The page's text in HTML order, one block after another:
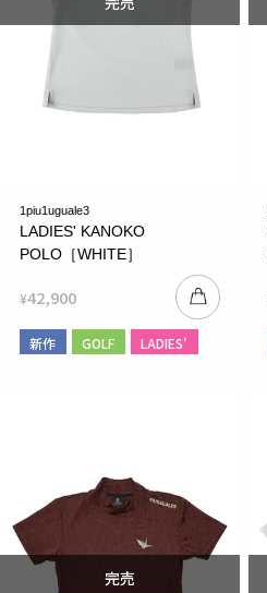
1piu1uguale3
LADIES' KANOKO
POLO［WHITE］
¥42,900
新作 GOLF LADIES'